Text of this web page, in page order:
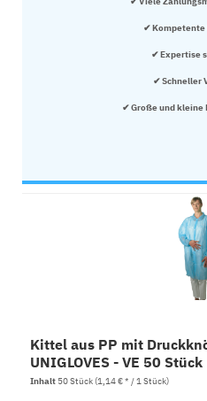
✔
✔ Expertise
✔ Schneller
✔ Große und kleine
Kittel aus PP mit
UNIGLOVES - VE 50 Stück
Inhalt 50 Stück(1,14 € * / 1 Stück)